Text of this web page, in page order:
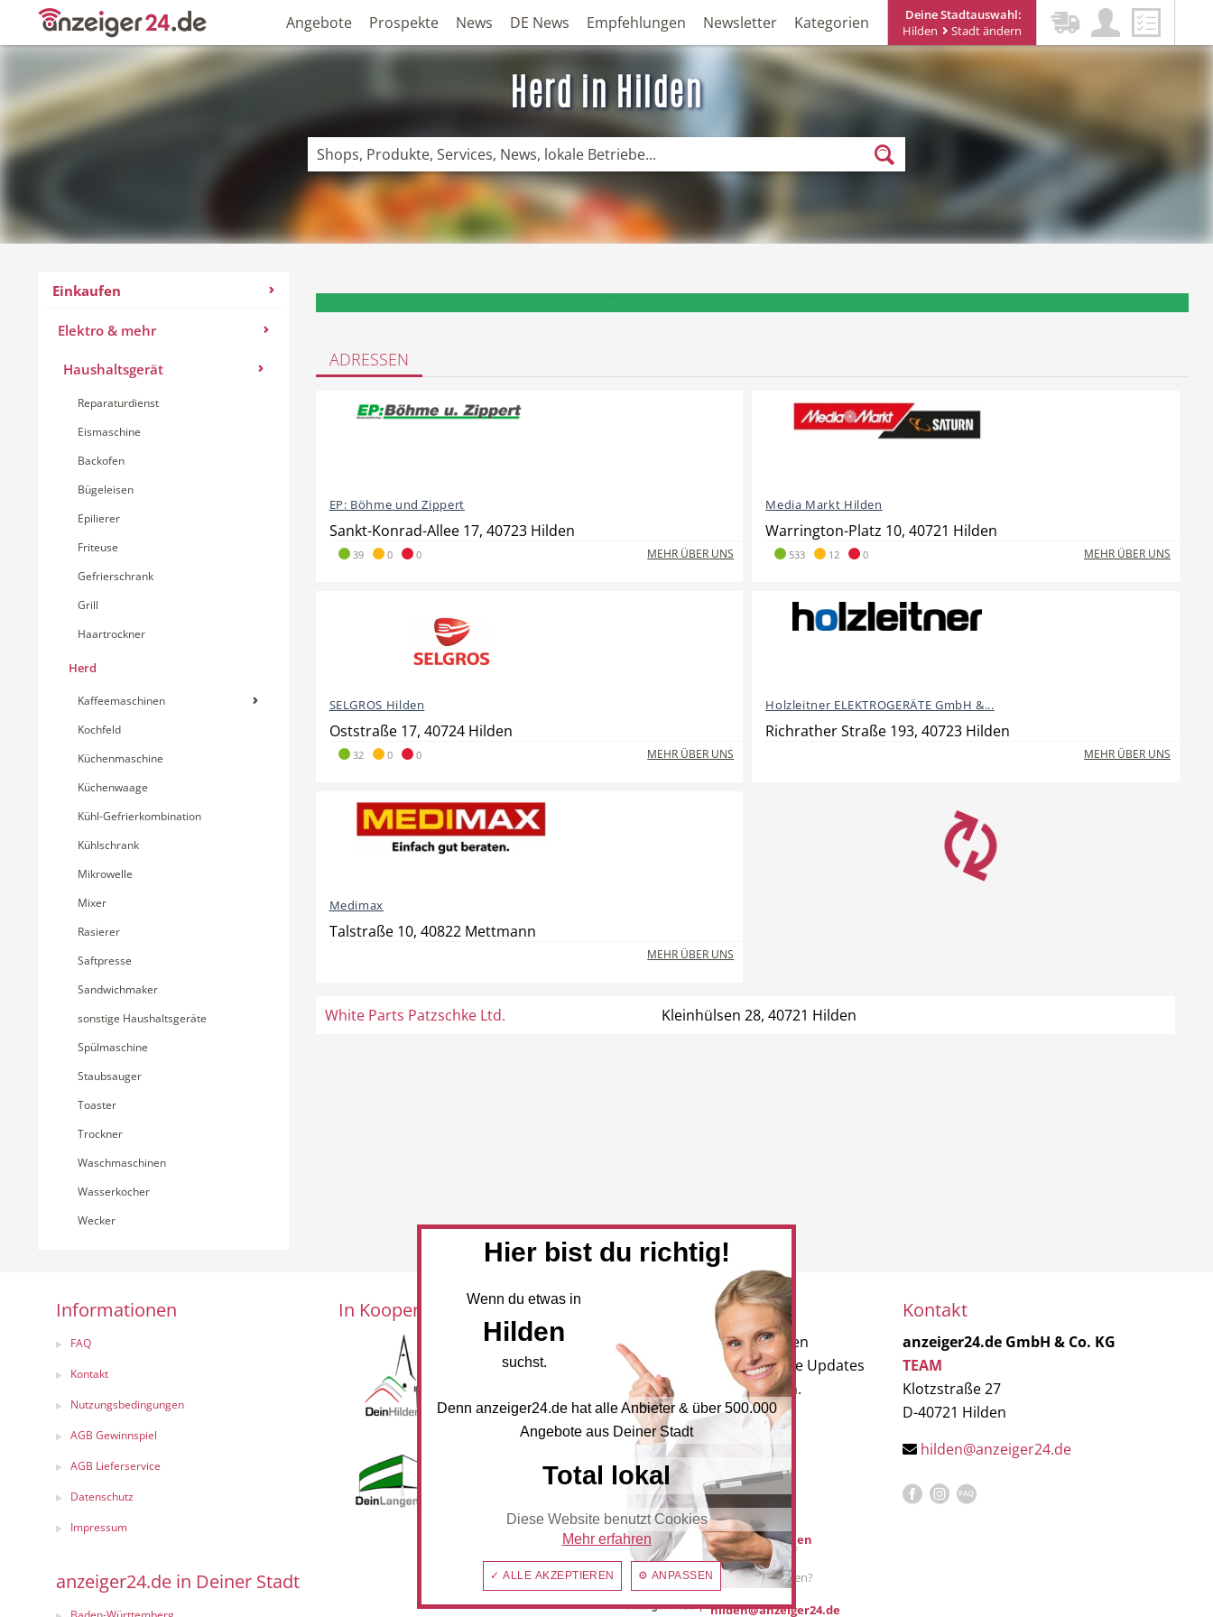
Deine Stadtauswahl:
Hilden
Stadt ändern
Angebote Prospekte News DE News Empfehlungen Newsletter Kategorien
Herd in Hilden
Einkaufen
Elektro & mehr
Haushaltsgerät
Reparaturdienst
Eismaschine
Backofen
Bügeleisen
Epilierer
Friteuse
Gefrierschrank
Grill
Haartrockner
Herd
Kaffeemaschinen
Kochfeld
Küchenmaschine
Küchenwaage
Kühl-Gefrierkombination
Kühlschrank
Mikrowelle
Mixer
Rasierer
Saftpresse
Sandwichmaker
sonstige Haushaltsgeräte
Spülmaschine
Staubsauger
Toaster
Trockner
Waschmaschinen
Wasserkocher
Wecker
ADRESSEN
EP: Böhme und Zippert
Sankt-Konrad-Allee 17, 40723 Hilden
39 0 0 MEHR ÜBER UNS
Media Markt Hilden
Warrington-Platz 10, 40721 Hilden
533 12 0 MEHR ÜBER UNS
SELGROS Hilden
Oststraße 17, 40724 Hilden
32 0 0 MEHR ÜBER UNS
Holzleitner ELEKTROGERÄTE GmbH &...
Richrather Straße 193, 40723 Hilden
MEHR ÜBER UNS
Medimax
Talstraße 10, 40822 Mettmann
MEHR ÜBER UNS
White Parts Patzschke Ltd. Kleinhülsen 28, 40721 Hilden
Informationen
FAQ
Kontakt
Nutzungsbedingungen
AGB Gewinnspiel
AGB Lieferservice
Datenschutz
Impressum
anzeiger24.de in Deiner Stadt
In Kooperation mit:
Melden Sie sich für unseren
Newsletter an, um neueste Updates
und Angebote zu erhalten.
NEWSLETTER BESTELLEN
Mediadaten
Werbung buchen
Sie möchten auf
anzeiger24.de
Werbung schalten?
hilden@anzeiger24.de
Kontakt
anzeiger24.de GmbH & Co. KG
TEAM
Klotzstraße 27
D-40721 Hilden
hilden@anzeiger24.de
Hier bist du richtig!
Wenn du etwas in
Hilden
suchst.
Denn anzeiger24.de hat alle Anbieter & über 500.000
Angebote aus Deiner Stadt
Total lokal
Diese Website benutzt Cookies
Mehr erfahren
✓ ALLE AKZEPTIEREN ⚙ ANPASSEN